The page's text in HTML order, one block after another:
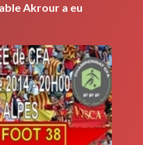
Akrour a eu